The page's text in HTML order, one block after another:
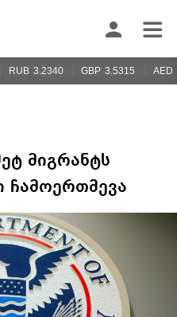
RUB 3.2340 GBP 3.5315 AED
მიგრანტს
ჩამოერთმევა